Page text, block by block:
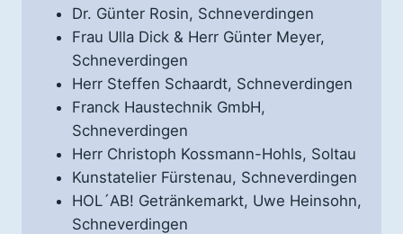
Dr. Günter Rosin, Schneverdingen
Frau Ulla Dick & Herr Günter Meyer,
Schneverdingen
Herr Steffen Schaardt, Schneverdingen
Franck Haustechnik GmbH,
Schneverdingen
Herr Christoph Kossmann-Hohls, Soltau
Kunstatelier Fürstenau, Schneverdingen
HOL´AB! Getränkemarkt, Uwe Heinsohn,
Schneverdingen